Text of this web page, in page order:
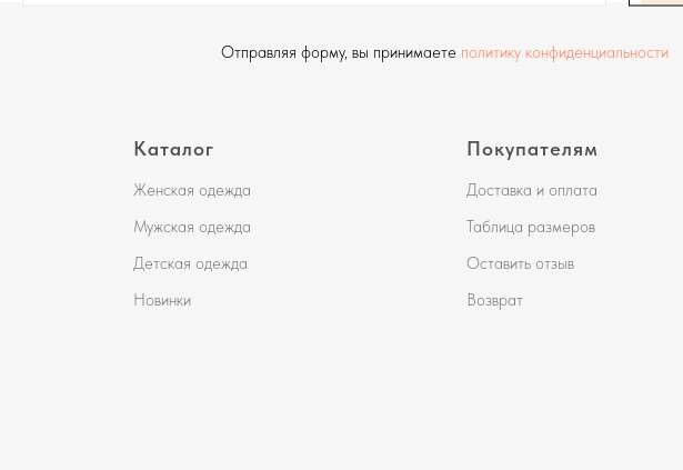
Отправляя форму, вы принимаете политику конфиденциальности
Каталог
Женская одежда
Мужская одежда
Детская одежда
Новинки
Покупателям
Доставка и оплата
Таблица размеров
Оставить отзыв
Возврат